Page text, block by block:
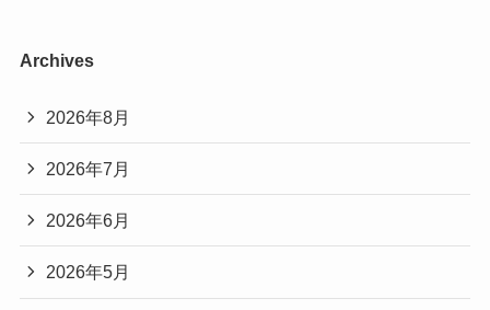
Archives
2026年8月
2026年7月
2026年6月
2026年5月